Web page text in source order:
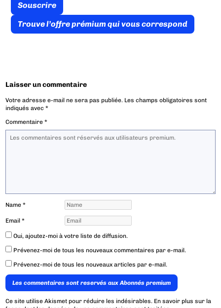
Souscrire
Trouve l’offre prémium qui vous correspond
Laisser un commentaire
Votre adresse e-mail ne sera pas publiée. Les champs obligatoires sont
indiqués avec*
Commentaire*
Name*
Email*
Oui, ajoutez-moi à votre liste de diffusion.
Prévenez-moi de tous les nouveaux commentaires par e-mail.
Prévenez-moi de tous les nouveaux articles par e-mail.
Les commentaires sont reservés aux Abonnés premium
Ce site utilise Akismet pour réduire les indésirables. En savoir plus sur la